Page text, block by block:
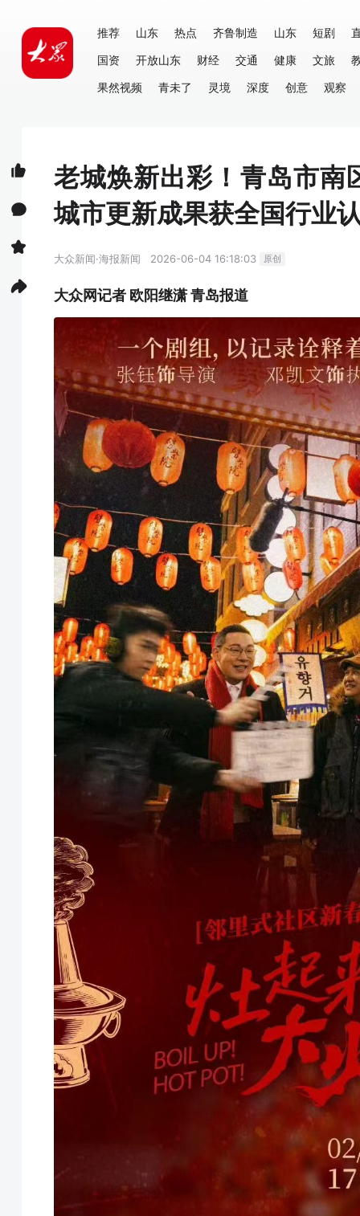
推荐 山东 热点 齐鲁制造 山东 短剧
国资
开放山东 财经 交通 健康 文旅
果然视频
青未了 灵境 深度 创意 观察
老城焕新出彩！青岛市南
城市更新成果获全国行业
大众新闻·海报新闻 2026-06-04 16:18:03 原创
大众网记者 欧阳继潇 青岛报道